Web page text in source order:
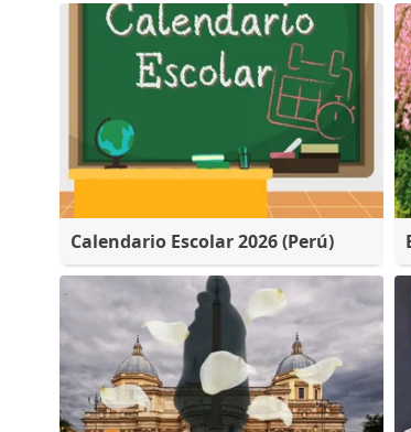
Calendario Escolar 2026 (Perú)